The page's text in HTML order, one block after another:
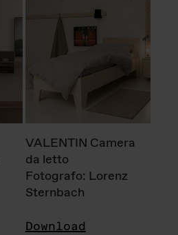
VALENTIN Camera
da letto
Fotografo: Lorenz
Sternbach
Download